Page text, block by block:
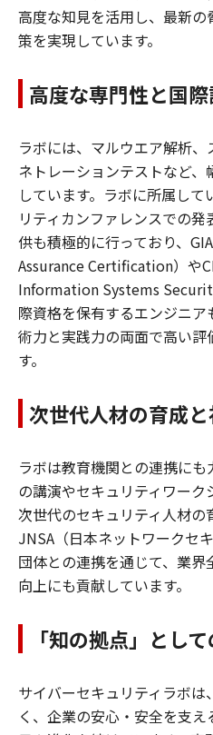
高度な知見を活用し、最新
策を実現しています。
高度な専門性と国
ラボには、マルウエア解析
ネトレーションテストなど
しています。ラボに所属し
リティカンファレンスでの
供も積極的に行っており、
Assurance Certification）や
Information Systems
際資格を保有するエンジニ
術力と実践力の両面で高い
す。
次世代人材の育成
ラボは教育機関との連携に
の講演やセキュリティワーク
次世代のセキュリティ人材の
JNSA（日本ネットワークセ
団体との連携を通じて、業
向上にも貢献しています。
「知の拠点」とし
サイバーセキュリティラボ
く、企業の安心・安全を支え